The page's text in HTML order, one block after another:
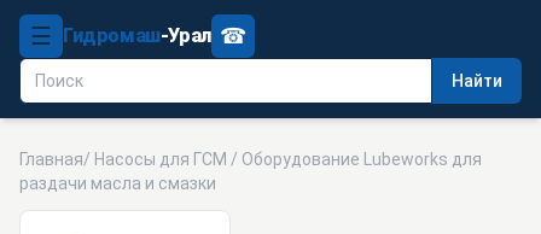
☰ Гидромаш-Урал
Найти
☎
Главная/ Насосы для ГСМ / Оборудование Lubeworks для
раздачи масла и смазки